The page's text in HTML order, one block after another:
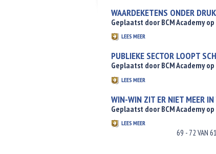
WAARDEKETENS ONDER DRUK
Geplaatst door BCM Academy
LEES MEER
PUBLIEKE SECTOR LOOPT
Geplaatst door BCM Academy
LEES MEER
WIN-WIN ZIT ER NIET MEER
Geplaatst door BCM Academy
LEES MEER
69 - 72 VAN